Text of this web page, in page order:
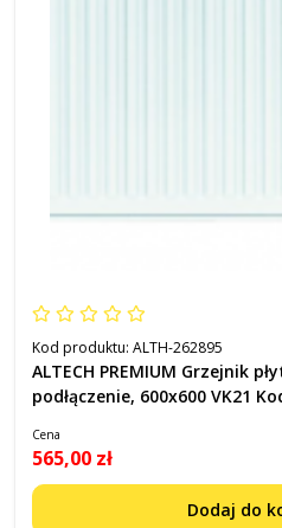
Kod produktu: ALTH-262895
ALTECH PREMIUM Grzejnik
podłączenie, 600x600 VK21
Cena
565,00 zł
Dodaj do